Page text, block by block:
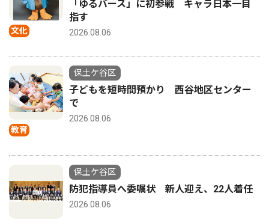
文化
「ゆるバース」に初参戦 キャラ日本一目
指す
2026.08.06
教育
保土ケ谷区
子どもを短時間預かり 西谷地区センター
で
2026.08.06
保土ケ谷区
防犯指導員へ委嘱状 新人迎え、22人着任
2026.08.06